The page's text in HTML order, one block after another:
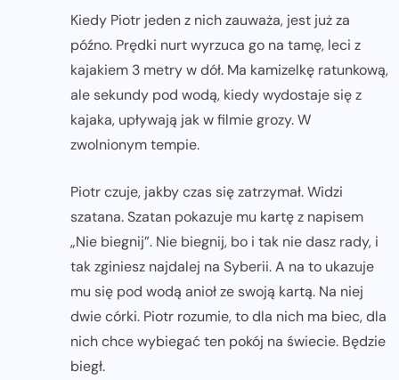
Kiedy Piotr jeden z nich zauważa, jest już za
późno. Prędki nurt wyrzuca go na tamę, leci z
kajakiem 3 metry w dół. Ma kamizelkę ratunkową,
ale sekundy pod wodą, kiedy wydostaje się z
kajaka, upływają jak w filmie grozy. W
zwolnionym tempie.
Piotr czuje, jakby czas się zatrzymał. Widzi
szatana. Szatan pokazuje mu kartę z napisem
„Nie biegnij”. Nie biegnij, bo i tak nie dasz rady, i
tak zginiesz najdalej na Syberii. A na to ukazuje
mu się pod wodą anioł ze swoją kartą. Na niej
dwie córki. Piotr rozumie, to dla nich ma biec, dla
nich chce wybiegać ten pokój na świecie. Będzie
biegł.